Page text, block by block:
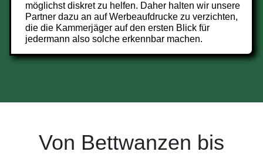
möglichst diskret zu helfen. Daher halten wir unsere
Partner dazu an auf Werbeaufdrucke zu verzichten,
die die Kammerjäger auf den ersten Blick für
jedermann also solche erkennbar machen.
Von Bettwanzen bis